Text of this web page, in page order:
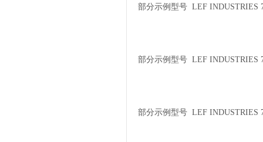
部分示例型号 LEF INDUSTRIES
部分示例型号 LEF INDUSTRIES
部分示例型号 LEF INDUSTRIES